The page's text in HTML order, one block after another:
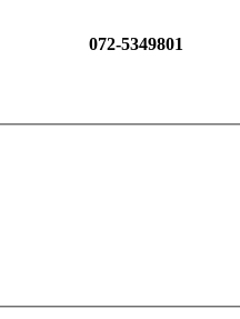
072-5349801